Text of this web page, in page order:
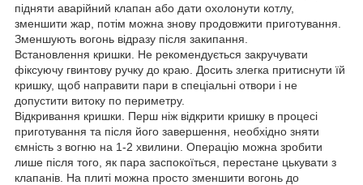
підняти аварійний клапан або дати охолонути котлу,
зменшити жар, потім можна знову продовжити приготування.
Зменшують вогонь відразу після закипання.
Встановлення кришки. Не рекомендується закручувати
фіксуючу гвинтову ручку до краю. Досить злегка притиснути їй
кришку, щоб направити пари в спеціальні отвори і не
допустити витоку по периметру.
Відкривання кришки. Перш ніж відкрити кришку в процесі
приготування та після його завершення, необхідно зняти
ємність з вогню на 1-2 хвилини. Операцію можна зробити
лише після того, як пара заспокоїться, перестане цькувати з
клапанів. На плиті можна просто зменшити вогонь до